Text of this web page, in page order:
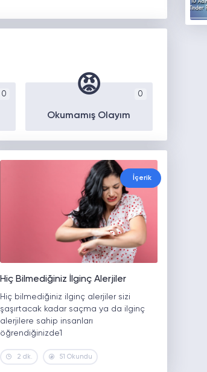
0 0
😡
Okumamış Olayım
İçerik
Hiç Bilmediğiniz İlginç Alerjiler
Hiç bilmediğiniz ilginç alerjiler sizi
şaşırtacak kadar saçma ya da ilginç
alerjilere sahip insanları
öğrendiğinizde1
2 dk. 51 Okundu